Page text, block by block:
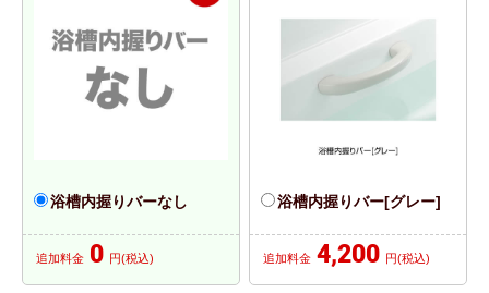
浴槽内握りバーなし
追加料金 0 円(税込)
浴槽内握りバー[グレー]
追加料金 4,200 円(税込)